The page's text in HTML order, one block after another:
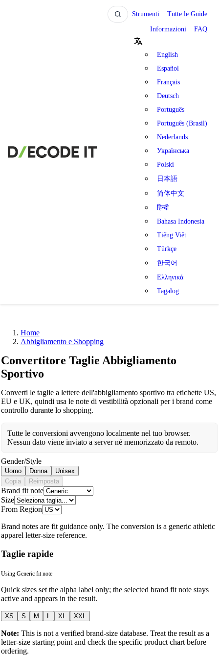
Strumenti Tutte le Guide
Informazioni FAQ
English
Español
Français
Deutsch
Português
Português (Brasil)
Nederlands
Українська
Polski
日本語
简体中文
हिन्दी
Bahasa Indonesia
Tiếng Việt
Türkçe
한국어
Ελληνικά
Tagalog
Home
Abbigliamento e Shopping
Convertitore Taglie Abbigliamento
Sportivo
Converti le taglie a lettere dell'abbigliamento sportivo tra etichette US,
EU e UK, quindi usa le note di vestibilità opzionali per i brand come
controllo durante lo shopping.
Tutte le conversioni avvengono localmente nel tuo browser.
Nessun dato viene inviato a server né memorizzato da remoto.
Gender/Style
Uomo Donna
Unisex
Copia
Reimposta
Brand fit note
Size
From Region
Brand notes are fit guidance only. The conversion is a generic athletic
apparel letter-size reference.
Taglie rapide
Using Genericfit note
Quick sizes set the alpha label only; the selected brand fit note stays
active and appears in the result.
XS S M L XL XXL
Note: This is not a verified brand-size database. Treat the result as a
letter-size starting point and check the specific product chart before
ordering.